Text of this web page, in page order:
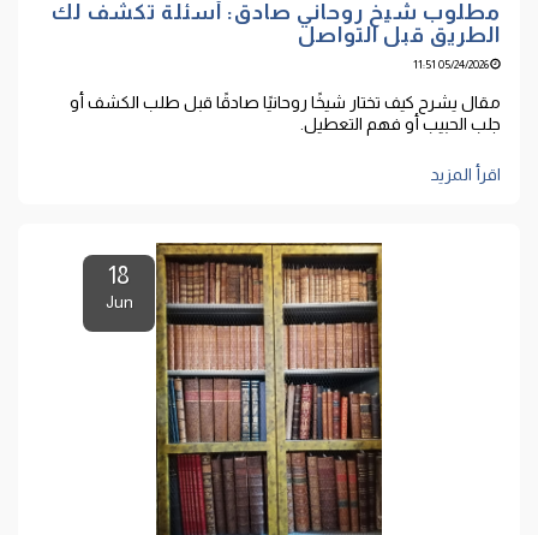
مطلوب شيخ روحاني صادق: أسئلة تكشف لك
الطريق قبل التواصل
05/24/2026 11:51
مقال يشرح كيف تختار شيخًا روحانيًا صادقًا قبل طلب الكشف أو
جلب الحبيب أو فهم التعطيل.
اقرأ المزيد
18
Jun